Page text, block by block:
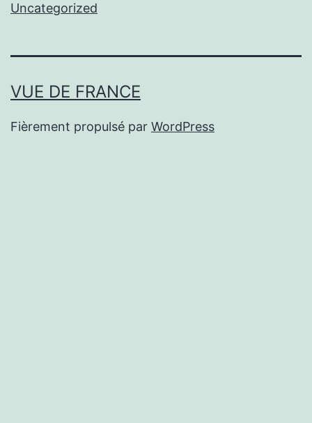
Uncategorized
VUE DE FRANCE
Fièrement propulsé par WordPress